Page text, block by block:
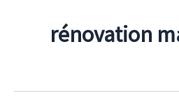
rénovation